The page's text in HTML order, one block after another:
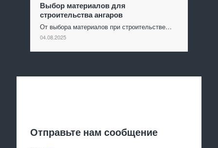
Выбор материалов для
строительства ангаров
От выбора материалов при строительстве…
04.08.2025
Отправьте нам сообщение